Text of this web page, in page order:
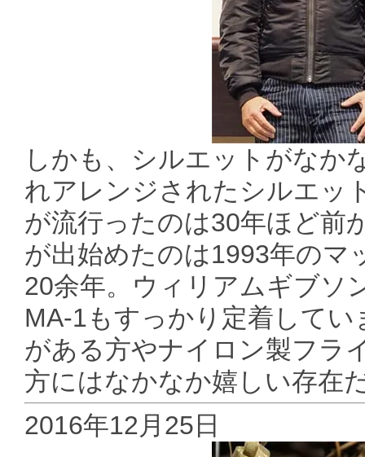
しかも、シルエットがなか
れアレンジされたシルエッ
が流行ったのは30年ほど前
が出始めたのは1993年のマ
20余年。ウィリアムギブソ
MA-1もすっかり定着して
がある方やナイロン製フラ
方にはなかなか嬉しい存在
2016年12月25日